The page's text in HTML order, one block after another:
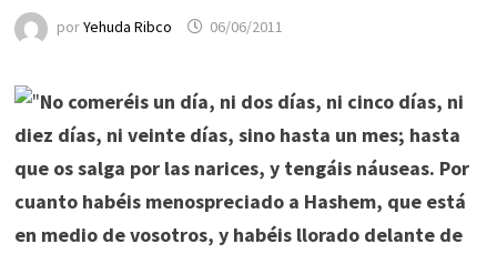
porYehuda Ribco 06/06/2011
"No comeréis un día, ni dos días, ni cinco días, ni
diez días, ni veinte días, sino hasta un mes; hasta
que os salga por las narices, y tengáis náuseas. Por
cuanto habéis menospreciado a Hashem, que está
en medio de vosotros, y habéis llorado delante de